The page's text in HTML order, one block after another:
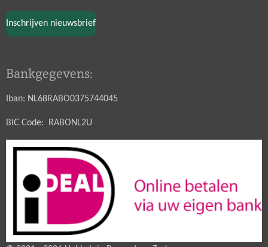
Inschrijven nieuwsbrief
Bankgegevens:
Iban: NL68RABO0375744045
BIC Code: RABONL2U